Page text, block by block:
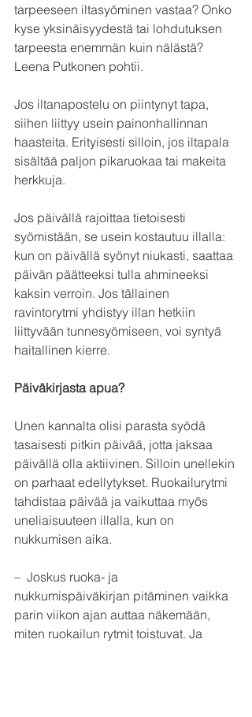
tarpeeseen iltasyöminen vastaa? Onko
kyse yksinäisyydestä tai lohdutuksen
tarpeesta enemmän kuin nälästä?
Leena Putkonen pohtii.
Jos iltanapostelu on piintynyt tapa,
siihen liittyy usein painonhallinnan
haasteita. Erityisesti silloin, jos iltapala
sisältää paljon pikaruokaa tai makeita
herkkuja.
Jos päivällä rajoittaa tietoisesti
syömistään, se usein kostautuu illalla:
kun on päivällä syönyt niukasti, saattaa
päivän päätteeksi tulla ahmineeksi
kaksin verroin. Jos tällainen
ravintorytmi yhdistyy illan hetkiin
liittyvään tunnesyömiseen, voi syntyä
haitallinen kierre.
Päiväkirjasta apua?
Unen kannalta olisi parasta syödä
tasaisesti pitkin päivää, jotta jaksaa
päivällä olla aktiivinen. Silloin unellekin
on parhaat edellytykset. Ruokailurytmi
tahdistaa päivää ja vaikuttaa myös
uneliaisuuteen illalla, kun on
nukkumisen aika.
–  Joskus ruoka- ja
nukkumispäiväkirjan pitäminen vaikka
parin viikon ajan auttaa näkemään,
miten ruokailun rytmit toistuvat. Ja